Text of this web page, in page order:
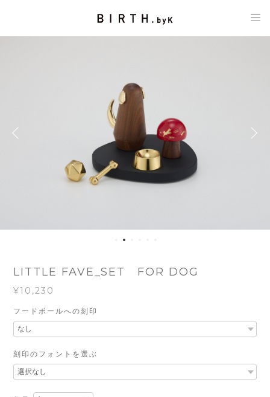
LITTLE FAVE_SET FOR DOG
¥10,230
フードボールへの刻印
刻印のフォントを選ぶ